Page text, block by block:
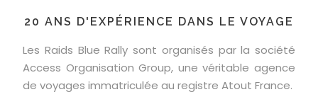
20 ANS D'EXPÉRIENCE DANS LE VOYAGE
Les Raids Blue Rally sont organisés par la société
Access Organisation Group, une véritable agence
de voyages immatriculée au registre Atout France.